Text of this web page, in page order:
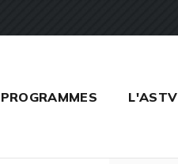
L'ASTV